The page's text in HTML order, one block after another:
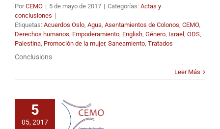
PorCEMO | 5 de mayo de 2017 | Categorías: Actas y
conclusiones |
Etiquetas: Acuerdos Oslo, Agua, Asentamientos de Colonos, CEMO,
Derechos humanos, Empoderamiento, English, Género, Israel , ODS,
Palestina, Promoción de la mujer, Saneamiento, Tratados
Conclusions
Leer Más
5
05, 2017